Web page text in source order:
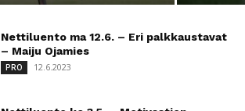
Nettiluento ma 12.6. – Eri palkkaustavat
– Maiju Ojamies
PRO 12.6.2023